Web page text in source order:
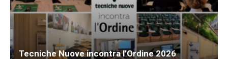
Tecniche Nuove incontra l’Ordine 2026